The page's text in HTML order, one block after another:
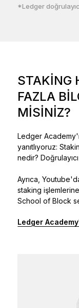
*Ledger
STAKING
FAZLA
MISINIZ?
Ledger
yanıtlıyoruz:
nedir?
Ayrıca,
staking
School of Block
Ledger